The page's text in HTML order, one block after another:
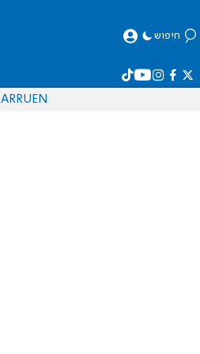
חיפוש
EN
RU
AR